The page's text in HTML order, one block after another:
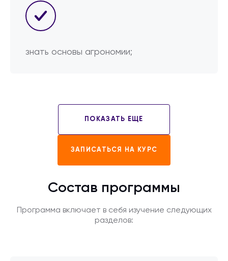
знать основы агрономии;
ПОКАЗАТЬ ЕЩЕ
ЗАПИСАТЬСЯ НА КУРС
Состав программы
Программа включает в себя изучение следующих
разделов: